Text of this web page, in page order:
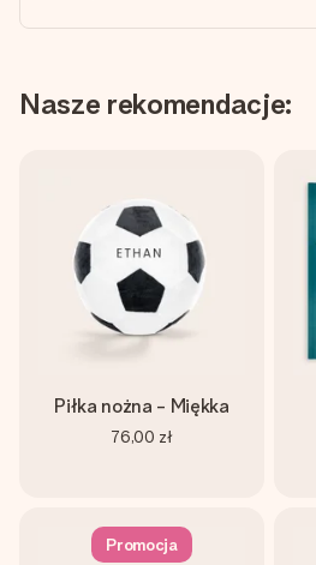
Nasze rekomendacje:
Piłka nożna - Miękka
76,00 zł
Promocja